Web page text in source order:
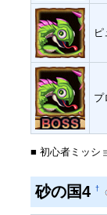
ピ
プ
■ 初心者ミッ
砂の国4 †